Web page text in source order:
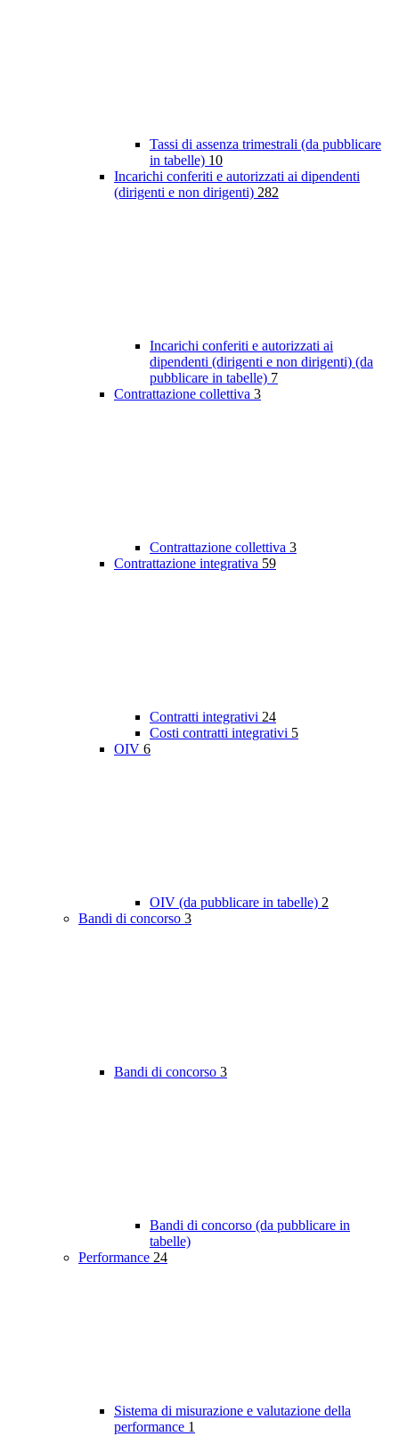
Tassi di assenza trimestrali (da pubblicare
in tabelle) 10
Incarichi conferiti e autorizzati ai dipendenti
(dirigenti e non dirigenti) 282
Incarichi conferiti e autorizzati ai
dipendenti (dirigenti e non dirigenti) (da
pubblicare in tabelle) 7
Contrattazione collettiva 3
Contrattazione collettiva 3
Contrattazione integrativa 59
Contratti integrativi 24
Costi contratti integrativi 5
OIV 6
OIV (da pubblicare in tabelle) 2
Bandi di concorso 3
Bandi di concorso 3
Bandi di concorso (da pubblicare in
tabelle)
Performance 24
Sistema di misurazione e valutazione della
performance 1